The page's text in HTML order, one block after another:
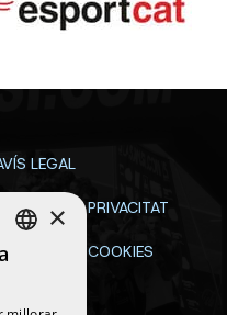
LEGAL
POLÍTICA DE PRIVACITAT
DE COOKIES
×